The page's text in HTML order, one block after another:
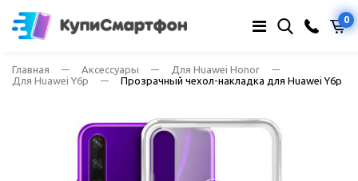
0
Главная Аксессуары
Для Huawei Honor
Для Huawei Y6p
Прозрачный чехол-накладка для Huawei Y6p